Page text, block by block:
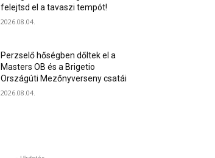
felejtsd el a tavaszi tempót!
2026.08.04.
Perzselő hőségben dőltek el a
Masters OB és a Brigetio
Országúti Mezőnyverseny csatái
2026.08.04.